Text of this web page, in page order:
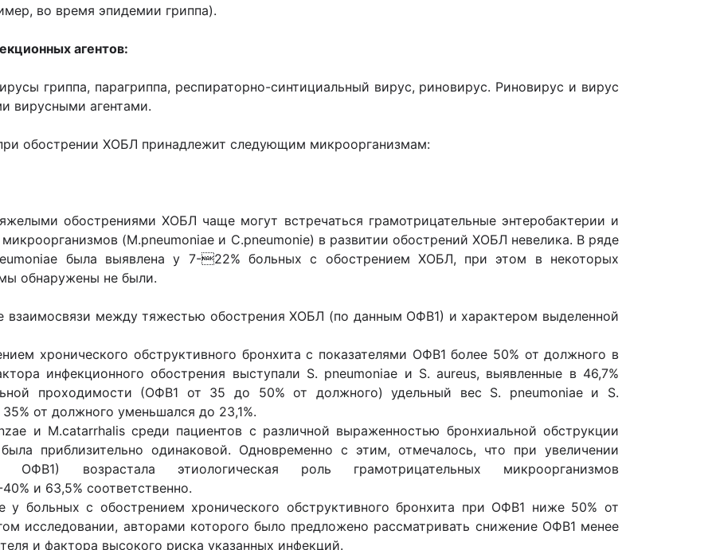
во время эпидемии гриппа).
агентов:
гриппа, парагриппа, респираторно-синтициальный вирус, риновирус. Риновирус и вирус
вирусными агентами.
обострении ХОБЛ принадлежит следующим микроорганизмам:
обострениями ХОБЛ чаще могут встречаться грамотрицательные энтеробактерии и
(M.pneumoniae и C.pneumonie) в развитии обострений ХОБЛ невелика. В ряде
была выявлена у 7-22% больных с обострением ХОБЛ, при этом в некоторых
обнаружены не были.
взаимосвязи между тяжестью обострения ХОБЛ (по данным ОФВ1) и характером выделенной
хронического обструктивного бронхита с показателями ОФВ1 более 50% от должного в
инфекционного обострения выступали S. pneumoniae и S. aureus, выявленные в 46,7%
проходимости (ОФВ1 от 35 до 50% от должного) удельный вес S. pneumoniae и S.
от должного уменьшался до 23,1%.
и M.catarrhalis среди пациентов с различной выраженностью бронхиальной обструкции
приблизительно одинаковой. Одновременно с этим, отмечалось, что при увеличении
возрастала этиологическая роль грамотрицательных микроорганизмов
и 63,5% соответственно.
у больных c обострением хронического обструктивного бронхита при ОФВ1 ниже 50% от
исследовании, авторами которого было предложено рассматривать снижение ОФВ1 менее
и фактора высокого риска указанных инфекций.